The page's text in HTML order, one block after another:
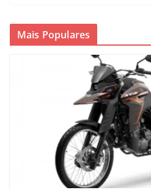
Mais Populares